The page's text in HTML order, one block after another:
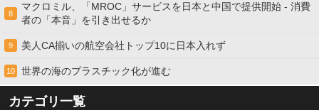
8
マクロミル、「MROC」サービスを日本と中国で提供開始 - 消費
者の「本音」を引き出せるか
9 美人CA揃いの航空会社トップ10に日本入れず
10 世界の海のプラスチック化が進む
カテゴリ一覧